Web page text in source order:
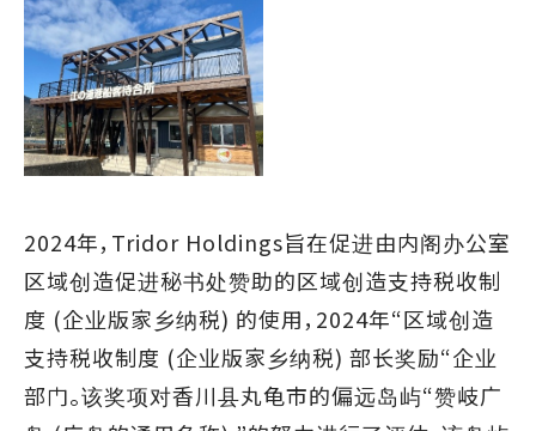
2024年，Tridor Holdings旨在促进由内阁办公室
区域创造促进秘书处赞助的区域创造支持税收制
度 (企业版家乡纳税) 的使用，2024年“区域创造
支持税收制度 (企业版家乡纳税) 部长奖励“企业
部门。该奖项对香川县丸龟市的偏远岛屿“赞岐广